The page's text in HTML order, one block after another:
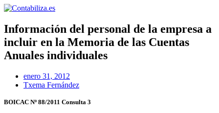
Ir
contenido
Información del personal de la empresa a
incluir en la Memoria de las Cuentas
Anuales individuales
enero 31, 2012
Txema Fernández
BOICAC Nº 88/2011 Consulta 3